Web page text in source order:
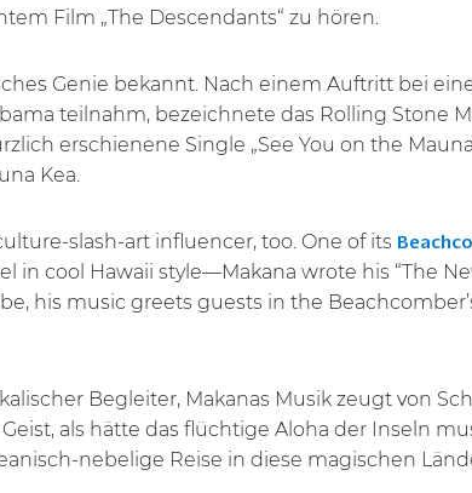
Film „The Descendants“ zu hören.
Genie bekannt. Nach einem Auftritt bei
teilnahm, bezeichnete das Rolling Stone
erschienene Single „See You on the
Kea.
slash-art influencer, too. One of its
cool Hawaii style—Makana wrote his “The
his music greets guests in the
Begleiter, Makanas Musik zeugt von
als hätte das flüchtige Aloha der Inseln
nebelige Reise in diese magischen